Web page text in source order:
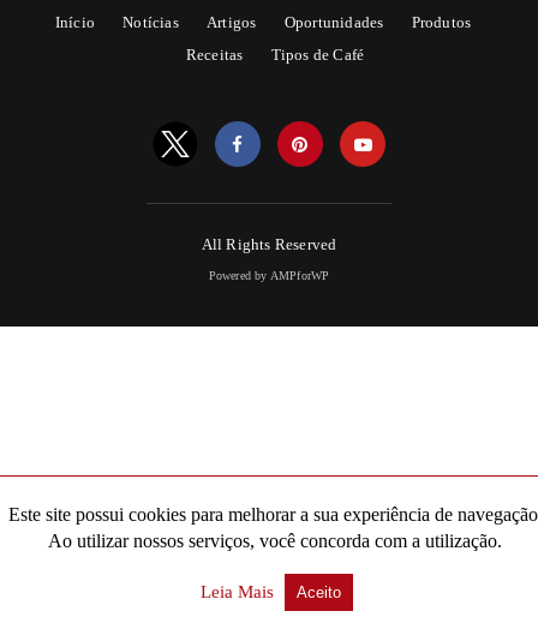
Início Notícias Artigos Oportunidades
Produtos
Receitas
Tipos de Café
All Rights Reserved
Powered by AMPforWP
Este site possui cookies para melhorar a sua experiência de
Ao utilizar nossos serviços, você concorda com a utilização.
Leia Mais Aceito